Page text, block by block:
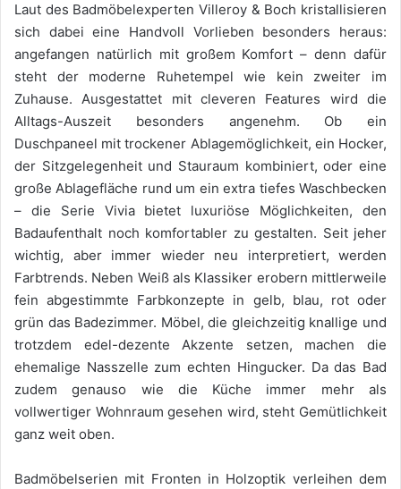
Laut des Badmöbelexperten Villeroy & Boch kristallisieren
sich dabei eine Handvoll Vorlieben besonders heraus:
angefangen natürlich mit großem Komfort – denn dafür
steht der moderne Ruhetempel wie kein zweiter im
Zuhause. Ausgestattet mit cleveren Features wird die
Alltags-Auszeit besonders angenehm. Ob ein
Duschpaneel mit trockener Ablagemöglichkeit, ein Hocker,
der Sitzgelegenheit und Stauraum kombiniert, oder eine
große Ablagefläche rund um ein extra tiefes Waschbecken
– die Serie Vivia bietet luxuriöse Möglichkeiten, den
Badaufenthalt noch komfortabler zu gestalten. Seit jeher
wichtig, aber immer wieder neu interpretiert, werden
Farbtrends. Neben Weiß als Klassiker erobern mittlerweile
fein abgestimmte Farbkonzepte in gelb, blau, rot oder
grün das Badezimmer. Möbel, die gleichzeitig knallige und
trotzdem edel-dezente Akzente setzen, machen die
ehemalige Nasszelle zum echten Hingucker. Da das Bad
zudem genauso wie die Küche immer mehr als
vollwertiger Wohnraum gesehen wird, steht Gemütlichkeit
ganz weit oben.
Badmöbelserien mit Fronten in Holzoptik verleihen dem